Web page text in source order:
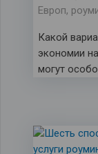
Европ,
Какой
экономии
могут